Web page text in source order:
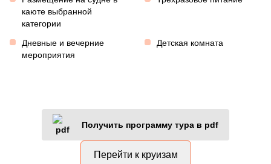
каюте выбранной
категории
Дневные и вечерние
мероприятия
Детская комната
Получить программу тура в pdf
Перейти к круизам